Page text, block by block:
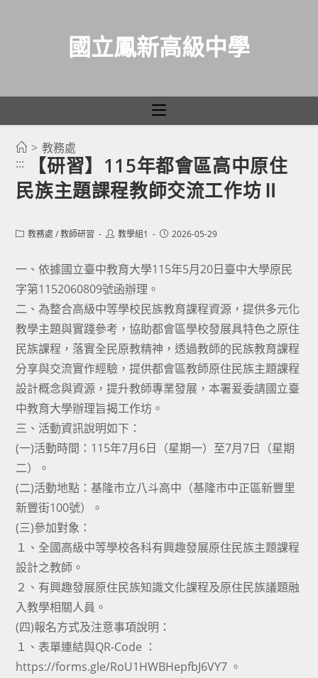
國立鳳新高級中學
> 教務處
:::
【研習】115年都會區高中原住
民族主題課程教師交流工作坊Ⅱ
Post教務處 / 教師研習
Post教學組1
Post2026-05-29
一、依據國立臺中教育大學115年5月20日臺中大學原民
字第1152060809號函辦理。
二、為整合高級中等學校民族教育課程資源，提供多元化
教學主題與實踐參考，協助都會區學校發展具特色之原住
民族課程，落實全民原教精神，透過教師的民族教育課程
分享與交流實作經驗，提供都會區教師原住民族主題課程
設計概念與資源，提升教師專業發展，本署爰委請國立臺
中教育大學辦理旨揭工作坊。
三、活動資訊說明如下：
(一)活動時間：115年7月6日（星期一）至7月7日（星期
二）。
(二)活動地點：基隆市立八斗高中（基隆市中正區新豐里
新豐街100號）。
(三)參加對象：
１、全國高級中等學校各科有興趣發展原住民族主題課程
設計之教師。
２、有興趣發展原住民族知識文化課程及原住民族議題融
入教學相關人員。
(四)報名方式及注意事項說明：
１、表單連結與QR-Code ：
https://forms.gle/RoU1HWBHepfbJ6VY7 。